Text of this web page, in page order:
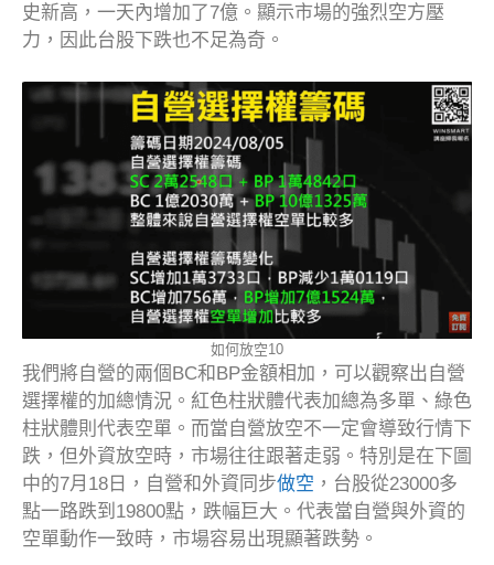
史新高，一天內增加了7億。顯示市場的強烈空方壓
力，因此台股下跌也不足為奇。
如何放空10
我們將自營的兩個BC和BP金額相加，可以觀察出自營
選擇權的加總情況。紅色柱狀體代表加總為多單、綠色
柱狀體則代表空單。而當自營放空不一定會導致行情下
跌，但外資放空時，市場往往跟著走弱。特別是在下圖
中的7月18日，自營和外資同步做空 ，台股從23000多
點一路跌到19800點，跌幅巨大。代表當自營與外資的
空單動作一致時，市場容易出現顯著跌勢。